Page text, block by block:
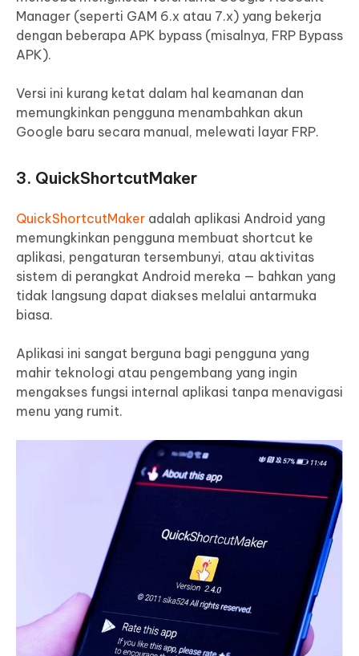
Manager (seperti GAM 6.x atau 7.x) yang bekerja
dengan beberapa APK bypass (misalnya, FRP Bypass
APK).
Versi ini kurang ketat dalam hal keamanan dan
memungkinkan pengguna menambahkan akun
Google baru secara manual, melewati layar FRP.
3. QuickShortcutMaker
QuickShortcutMaker adalah aplikasi Android yang
memungkinkan pengguna membuat shortcut ke
aplikasi, pengaturan tersembunyi, atau aktivitas
sistem di perangkat Android mereka — bahkan yang
tidak langsung dapat diakses melalui antarmuka
biasa.
Aplikasi ini sangat berguna bagi pengguna yang
mahir teknologi atau pengembang yang ingin
mengakses fungsi internal aplikasi tanpa menavigasi
menu yang rumit.